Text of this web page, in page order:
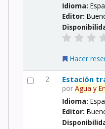
Idioma:
Editor:
Hacer
2. Estación
porAgua y
Idioma:
Editor: